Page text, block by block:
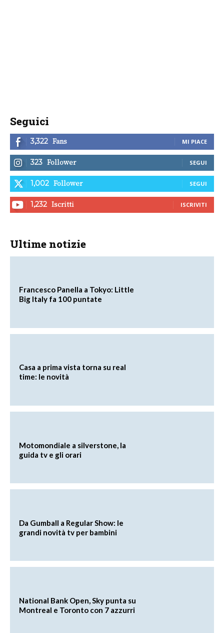
Seguici
3,322 Fans MI PIACE
323 Follower SEGUI
1,002 Follower SEGUI
1,232 Iscritti ISCRIVITI
Ultime notizie
Francesco Panella a Tokyo: Little
Big Italy fa 100 puntate
Casa a prima vista torna su real
time: le novità
Motomondiale a silverstone, la
guida tv e gli orari
Da Gumball a Regular Show: le
grandi novità tv per bambini
National Bank Open, Sky punta su
Montreal e Toronto con 7 azzurri